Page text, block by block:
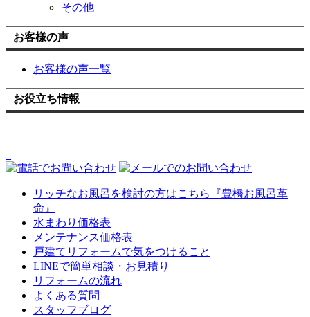
その他
お客様の声
お客様の声一覧
お役立ち情報
リッチなお風呂を検討の方はこちら『豊橋お風呂革
命』
水まわり価格表
メンテナンス価格表
戸建てリフォームで気をつけること
LINEで簡単相談・お見積り
リフォームの流れ
よくある質問
スタッフブログ